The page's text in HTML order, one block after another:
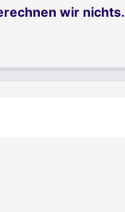
wir nichts.